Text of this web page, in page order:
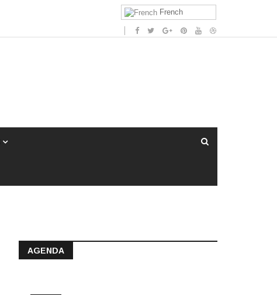
French
AGENDA